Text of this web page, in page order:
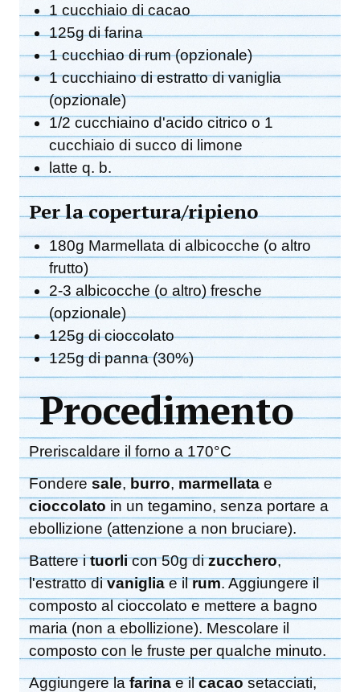
1 cucchiaio di cacao
125g di farina
1 cucchiao di rum (opzionale)
1 cucchiaino di estratto di vaniglia
(opzionale)
1/2 cucchiaino d'acido citrico o 1
cucchiaio di succo di limone
latte q. b.
Per la copertura/ripieno
180g Marmellata di albicocche (o altro
frutto)
2-3 albicocche (o altro) fresche
(opzionale)
125g di cioccolato
125g di panna (30%)
Procedimento
Preriscaldare il forno a 170°C
Fonderesale,burro,marmellatae
cioccolato in un tegamino, senza portare a
ebollizione (attenzione a non bruciare).
Battere ituorlicon 50g dizucchero,
l'estratto divanigliae ilrum. Aggiungere il
composto al cioccolato e mettere a bagno
maria (non a ebollizione). Mescolare il
composto con le fruste per qualche minuto.
Aggiungere lafarinae ilcacaosetacciati,